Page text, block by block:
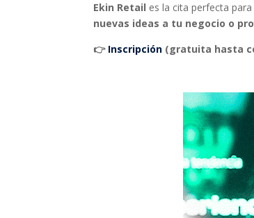
Ekin Retail es la cita perfecta para
nuevas ideas a tu negocio o
👉Inscripción (gratuita hasta